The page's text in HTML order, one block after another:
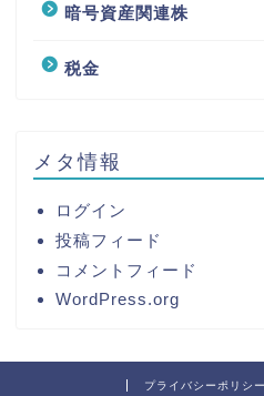
暗号資産関連株
税金
メタ情報
ログイン
投稿フィード
コメントフィード
WordPress.org
プライバシーポリシー